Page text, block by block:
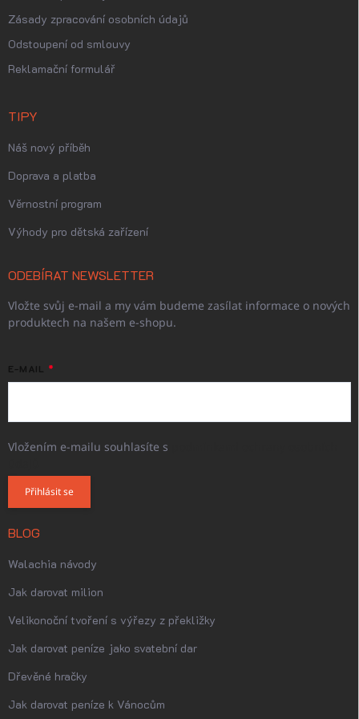
Zásady zpracování osobních údajů
Odstoupení od smlouvy
Reklamační formulář
TIPY
Náš nový příběh
Doprava a platba
Věrnostní program
Výhody pro dětská zařízení
ODEBÍRAT NEWSLETTER
Vložte svůj e-mail a my vám budeme zasílat informace o nových
produktech na našem e-shopu.
E-MAIL
Vložením e-mailu souhlasíte s
Přihlásit se
BLOG
Walachia návody
Jak darovat milion
Velikonoční tvoření s výřezy z překližky
Jak darovat peníze jako svatební dar
Dřevěné hračky
Jak darovat peníze k Vánocům